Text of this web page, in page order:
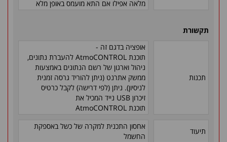
מלאה אפילו אם התא מועמס באופן מלא
תקשורת
תכנות
אופציה בדגם זה -
תוכנת AtmoCONTROL להעברת נתונים,
ניהול וארגון של רשם הנתונים באמצעות
ממשק אתרנט (ניתן להוריד גרסה זמנית
לניסיון). ניתן (לפי דרישה) לקבל כרטיס
זיכרון USB נייד המכיל את
תוכנת AtmoCONTROL
תיעוד
אחסון התכנית למקרה של כשל באספקת
החשמל